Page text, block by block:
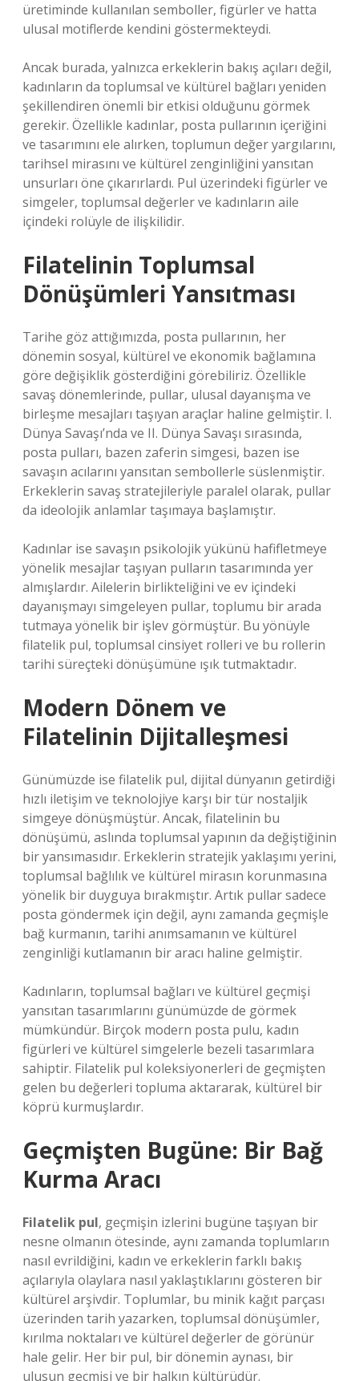
üretiminde kullanılan semboller, figürler ve hatta
ulusal motiflerde kendini göstermekteydi.
Ancak burada, yalnızca erkeklerin bakış açıları değil,
kadınların da toplumsal ve kültürel bağları yeniden
şekillendiren önemli bir etkisi olduğunu görmek
gerekir. Özellikle kadınlar, posta pullarının içeriğini
ve tasarımını ele alırken, toplumun değer yargılarını,
tarihsel mirasını ve kültürel zenginliğini yansıtan
unsurları öne çıkarırlardı. Pul üzerindeki figürler ve
simgeler, toplumsal değerler ve kadınların aile
içindeki rolüyle de ilişkilidir.
Filatelinin Toplumsal
Dönüşümleri Yansıtması
Tarihe göz attığımızda, posta pullarının, her
dönemin sosyal, kültürel ve ekonomik bağlamına
göre değişiklik gösterdiğini görebiliriz. Özellikle
savaş dönemlerinde, pullar, ulusal dayanışma ve
birleşme mesajları taşıyan araçlar haline gelmiştir. I.
Dünya Savaşı’nda ve II. Dünya Savaşı sırasında,
posta pulları, bazen zaferin simgesi, bazen ise
savaşın acılarını yansıtan sembollerle süslenmiştir.
Erkeklerin savaş stratejileriyle paralel olarak, pullar
da ideolojik anlamlar taşımaya başlamıştır.
Kadınlar ise savaşın psikolojik yükünü hafifletmeye
yönelik mesajlar taşıyan pulların tasarımında yer
almışlardır. Ailelerin birlikteliğini ve ev içindeki
dayanışmayı simgeleyen pullar, toplumu bir arada
tutmaya yönelik bir işlev görmüştür. Bu yönüyle
filatelik pul, toplumsal cinsiyet rolleri ve bu rollerin
tarihi süreçteki dönüşümüne ışık tutmaktadır.
Modern Dönem ve
Filatelinin Dijitalleşmesi
Günümüzde ise filatelik pul, dijital dünyanın getirdiği
hızlı iletişim ve teknolojiye karşı bir tür nostaljik
simgeye dönüşmüştür. Ancak, filatelinin bu
dönüşümü, aslında toplumsal yapının da değiştiğinin
bir yansımasıdır. Erkeklerin stratejik yaklaşımı yerini,
toplumsal bağlılık ve kültürel mirasın korunmasına
yönelik bir duyguya bırakmıştır. Artık pullar sadece
posta göndermek için değil, aynı zamanda geçmişle
bağ kurmanın, tarihi anımsamanın ve kültürel
zenginliği kutlamanın bir aracı haline gelmiştir.
Kadınların, toplumsal bağları ve kültürel geçmişi
yansıtan tasarımlarını günümüzde de görmek
mümkündür. Birçok modern posta pulu, kadın
figürleri ve kültürel simgelerle bezeli tasarımlara
sahiptir. Filatelik pul koleksiyonerleri de geçmişten
gelen bu değerleri topluma aktararak, kültürel bir
köprü kurmuşlardır.
Geçmişten Bugüne: Bir Bağ
Kurma Aracı
Filatelik pul, geçmişin izlerini bugüne taşıyan bir
nesne olmanın ötesinde, aynı zamanda toplumların
nasıl evrildiğini, kadın ve erkeklerin farklı bakış
açılarıyla olaylara nasıl yaklaştıklarını gösteren bir
kültürel arşivdir. Toplumlar, bu minik kağıt parçası
üzerinden tarih yazarken, toplumsal dönüşümler,
kırılma noktaları ve kültürel değerler de görünür
hale gelir. Her bir pul, bir dönemin aynası, bir
ulusun geçmişi ve bir halkın kültürüdür.